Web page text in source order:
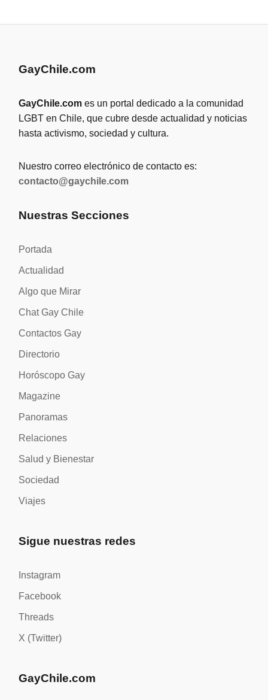
GayChile.com
GayChile.com es un portal dedicado a la comunidad
LGBT en Chile, que cubre desde actualidad y noticias
hasta activismo, sociedad y cultura.
Nuestro correo electrónico de contacto es:
contacto@gaychile.com
Nuestras Secciones
Portada
Actualidad
Algo que Mirar
Chat Gay Chile
Contactos Gay
Directorio
Horóscopo Gay
Magazine
Panoramas
Relaciones
Salud y Bienestar
Sociedad
Viajes
Sigue nuestras redes
Instagram
Facebook
Threads
X (Twitter)
GayChile.com